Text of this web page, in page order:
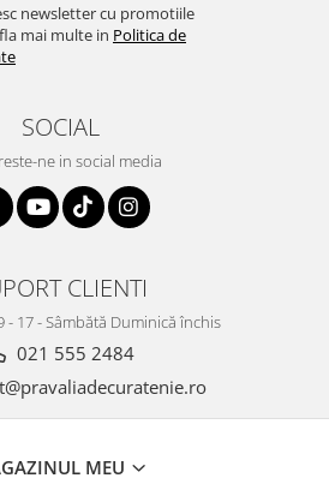
newsletter cu promotiile
mai multe in Politica de
SOCIAL
ne in social media
CLIENTI
- 17 - Sâmbătă Duminică închis
021 555 2484
MEU